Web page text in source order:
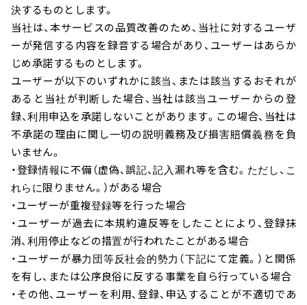
決するものとします。
当社は、本サービスの品質改善のため、当社に対するユーザ
ーが発信する内容を録音する場合があり、ユーザーはあらか
じめ承諾するものとします。
ユーザーが以下のいずれかに該当、または該当するおそれが
あると当社が判断した場合、当社は該当ユーザーからの登
録、利用申込を承諾しないことがあります。この場合、当社は
不承諾の理由に関し一切の説明義務及び損害賠償義務を負
いません。
・登録情報に不備（虚偽、誤記、記入漏れ等を含む。ただし、こ
れらに限りません。）がある場合
・ユーザーが重複登録等を行った場合
・ユーザーが過去に本規約違反等をしたことにより、登録抹
消、利用停止などの措置が行われたことがある場合
・ユーザーが暴力団等反社会的勢力（下記にて定義。）と関係
を有し、または公序良俗に反する事業を自ら行っている場合
・その他、ユーザーを利用、登録、申込することが不適切であ